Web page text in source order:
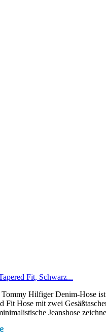
Fit, Schwarz...
Hilfiger Denim-Hose ist
Hose mit zwei
Jeanshose